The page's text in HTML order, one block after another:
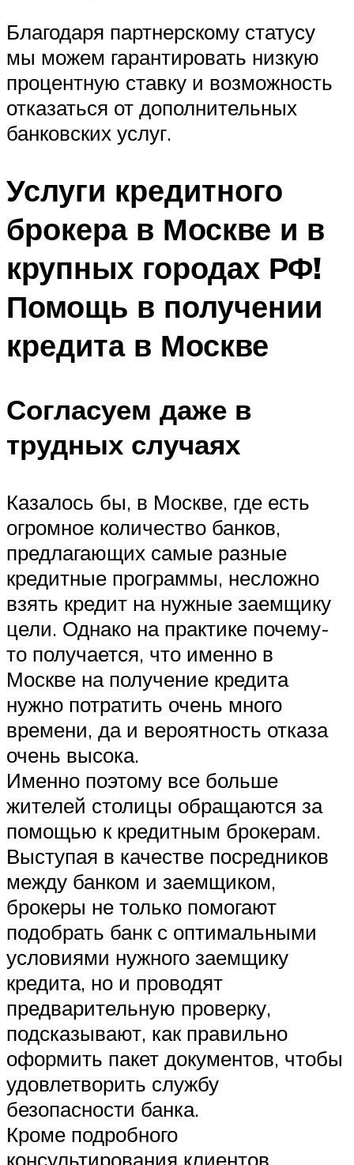
Благодаря партнерскому статусу
мы можем гарантировать низкую
процентную ставку и возможность
отказаться от дополнительных
банковских услуг.
Услуги кредитного
брокера в Москве и в
крупных городах РФ!
Помощь в получении
кредита в Москве
Согласуем даже в
трудных случаях
Казалось бы, в Москве, где есть
огромное количество банков,
предлагающих самые разные
кредитные программы, несложно
взять кредит на нужные заемщику
цели. Однако на практике почему-
то получается, что именно в
Москве на получение кредита
нужно потратить очень много
времени, да и вероятность отказа
очень высока.
Именно поэтому все больше
жителей столицы обращаются за
помощью к кредитным брокерам.
Выступая в качестве посредников
между банком и заемщиком,
брокеры не только помогают
подобрать банк с оптимальными
условиями нужного заемщику
кредита, но и проводят
предварительную проверку,
подсказывают, как правильно
оформить пакет документов, чтобы
удовлетворить службу
безопасности банка.
Кроме подробного
консультирования клиентов,